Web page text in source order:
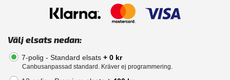
Välj elsats nedan:
7-polig - Standard elsats + 0 kr
Canbusanpassad standard. Kräver ej programmering.